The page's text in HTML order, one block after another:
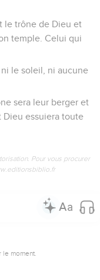
le trône de Dieu et
temple. Celui qui
ni le soleil, ni aucune
sera leur berger et
Dieu essuiera toute
Pour vous procurer
moment.